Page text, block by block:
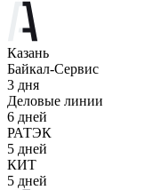
Казань
Байкал-Сервис
3 дня
Деловые линии
6 дней
РАТЭК
5 дней
КИТ
5 дней